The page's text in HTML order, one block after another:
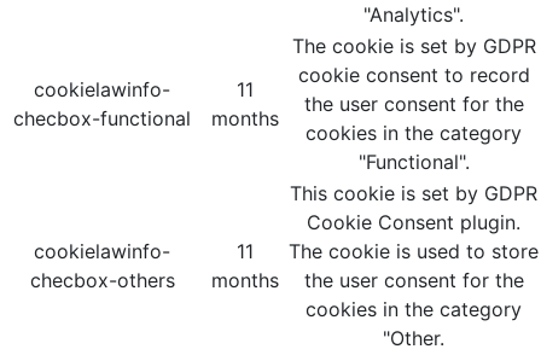
"Analytics".
cookielawinfo-
checbox-functional
11
months
The cookie is set by GDPR
cookie consent to record
the user consent for the
cookies in the category
"Functional".
cookielawinfo-
checbox-others
11
months
This cookie is set by GDPR
Cookie Consent plugin.
The cookie is used to store
the user consent for the
cookies in the category
"Other.